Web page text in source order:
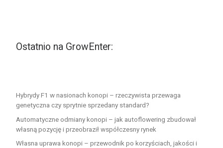
Ostatnio na GrowEnter:
Hybrydy F1 w nasionach konopi – rzeczywista przewaga
genetyczna czy sprytnie sprzedany standard?
Automatyczne odmiany konopi – jak autoflowering zbudował
własną pozycję i przeobraził współczesny rynek
Własna uprawa konopi – przewodnik po korzyściach, jakości i